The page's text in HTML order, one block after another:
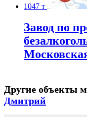
1047 т
Завод по
Другие объекты
Дмитрий